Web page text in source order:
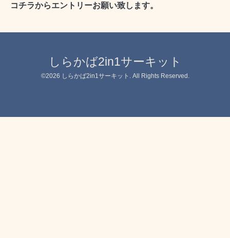
コチラからエントリーお願い致します。
しらかば2in1サーキット
©2026 しらかば2in1サーキット . All Rights Reserved.